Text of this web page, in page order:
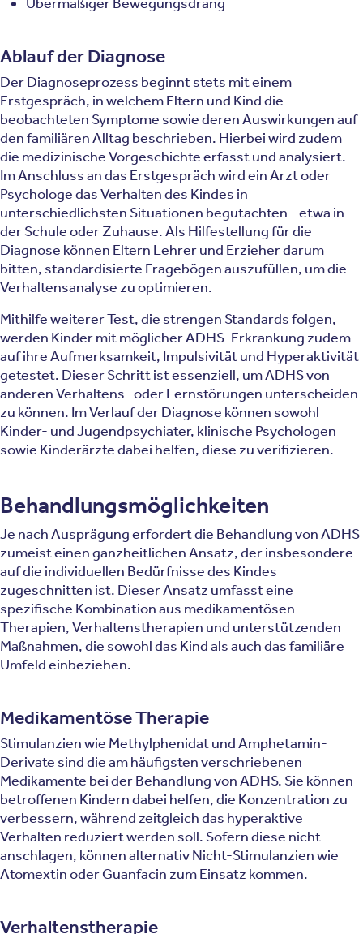
Ablauf der Diagnose
Der Diagnoseprozess beginnt stets mit einem
Erstgespräch, in welchem Eltern und Kind die
beobachteten Symptome sowie deren Auswirkungen auf
den familiären Alltag beschrieben. Hierbei wird zudem
die medizinische Vorgeschichte erfasst und analysiert.
Im Anschluss an das Erstgespräch wird ein Arzt oder
Psychologe das Verhalten des Kindes in
unterschiedlichsten Situationen begutachten - etwa in
der Schule oder Zuhause. Als Hilfestellung für die
Diagnose können Eltern Lehrer und Erzieher darum
bitten, standardisierte Fragebögen auszufüllen, um die
Verhaltensanalyse zu optimieren.
Mithilfe weiterer Test, die strengen Standards folgen,
werden Kinder mit möglicher ADHS-Erkrankung zudem
auf ihre Aufmerksamkeit, Impulsivität und Hyperaktivität
getestet. Dieser Schritt ist essenziell, um ADHS von
anderen Verhaltens- oder Lernstörungen unterscheiden
zu können. Im Verlauf der Diagnose können sowohl
Kinder- und Jugendpsychiater, klinische Psychologen
sowie Kinderärzte dabei helfen, diese zu verifizieren.
Behandlungsmöglichkeiten
Je nach Ausprägung erfordert die Behandlung von ADHS
zumeist einen ganzheitlichen Ansatz, der insbesondere
auf die individuellen Bedürfnisse des Kindes
zugeschnitten ist. Dieser Ansatz umfasst eine
spezifische Kombination aus medikamentösen
Therapien, Verhaltenstherapien und unterstützenden
Maßnahmen, die sowohl das Kind als auch das familiäre
Umfeld einbeziehen.
Medikamentöse Therapie
Stimulanzien wie Methylphenidat und Amphetamin-
Derivate sind die am häufigsten verschriebenen
Medikamente bei der Behandlung von ADHS. Sie können
betroffenen Kindern dabei helfen, die Konzentration zu
verbessern, während zeitgleich das hyperaktive
Verhalten reduziert werden soll. Sofern diese nicht
anschlagen, können alternativ Nicht-Stimulanzien wie
Atomextin oder Guanfacin zum Einsatz kommen.
Verhaltenstherapie